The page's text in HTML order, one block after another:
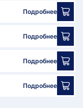
Подробнее
Подробнее
Подробнее
Подробнее